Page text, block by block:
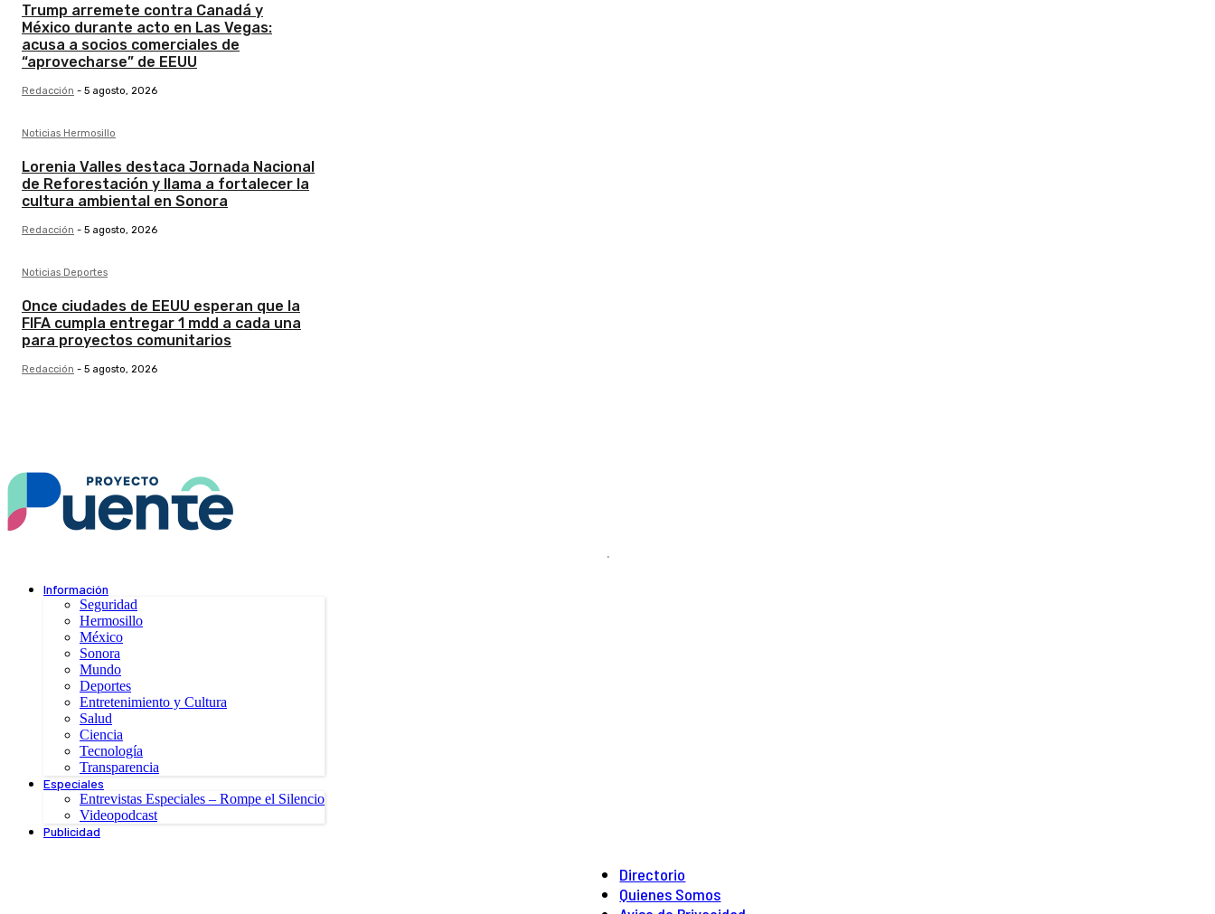
Trump arremete contra Canadá y
México durante acto en Las Vegas:
acusa a socios comerciales de
“aprovecharse” de EEUU
Redacción - 5 agosto, 2026
Noticias Hermosillo
Lorenia Valles destaca Jornada Nacional
de Reforestación y llama a fortalecer la
cultura ambiental en Sonora
Redacción - 5 agosto, 2026
Noticias Deportes
Once ciudades de EEUU esperan que la
FIFA cumpla entregar 1 mdd a cada una
para proyectos comunitarios
Redacción - 5 agosto, 2026
.
Información
Seguridad
Hermosillo
México
Sonora
Mundo
Deportes
Entretenimiento y Cultura
Salud
Ciencia
Tecnología
Transparencia
Especiales
Entrevistas Especiales – Rompe el Silencio
Videopodcast
Publicidad
Directorio
Quienes Somos